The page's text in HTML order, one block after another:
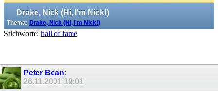
Drake, Nick (Hi, I'm Nick!)
Thema: Drake, Nick (Hi, I'm Nick!)
Stichworte: hall of fame
Peter Bean:
26.11.2001 18:01